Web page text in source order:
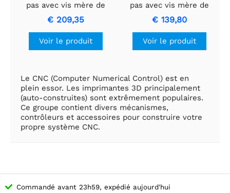
pas avec vis mère de
38 cm : bipolaire, 200
pas/tour, 42 × 38 mm,
2,8 V, 1,7 A/phase
€ 209,35
Voir le produit
pas avec vis mère de
28 cm : bipolaire, 200
pas/tour, 42 × 38 mm,
2,8 V, 1,7 A/phase
€ 139,80
Voir le produit
Le CNC (Computer Numerical Control) est en
plein essor. Les imprimantes 3D principalement
(auto-construites) sont extrêmement populaires.
Ce groupe contient divers mécanismes,
contrôleurs et accessoires pour construire votre
propre système CNC.
Commandé avant 23h59, expédié aujourd'hui